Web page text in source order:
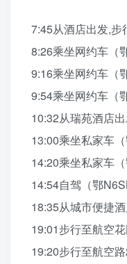
7:45从酒店出发,步
8:26乘坐网约车（
9:16乘坐网约车（
9:54乘坐网约车（
10:32从瑞苑酒店
13:00乘坐私家车
14:20乘坐私家车
14:54自驾（鄂
18:35从城市便捷
19:01步行至航空
19:20步行至航空